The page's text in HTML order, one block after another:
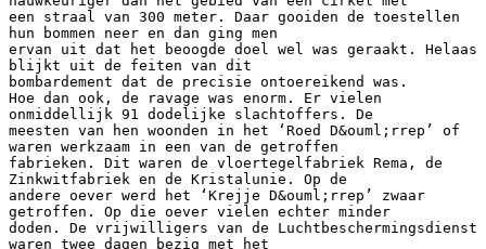
een straal van 300 meter. Daar gooiden de toestellen
hun bommen neer en dan ging men
ervan uit dat het beoogde doel wel was geraakt. Helaas
blijkt uit de feiten van dit
bombardement dat de precisie ontoereikend was.
Hoe dan ook, de ravage was enorm. Er vielen
onmiddellijk 91 dodelijke slachtoffers. De
meesten van hen woonden in het ‘Roed D&ouml;rrep’ of
waren werkzaam in een van de getroffen
fabrieken. Dit waren de vloertegelfabriek Rema, de
Zinkwitfabriek en de Kristalunie. Op de
andere oever werd het ‘Krejje D&ouml;rrep’ zwaar
getroffen. Op die oever vielen echter minder
doden. De vrijwilligers van de Luchtbeschermingsdienst
waren twee dagen bezig met het